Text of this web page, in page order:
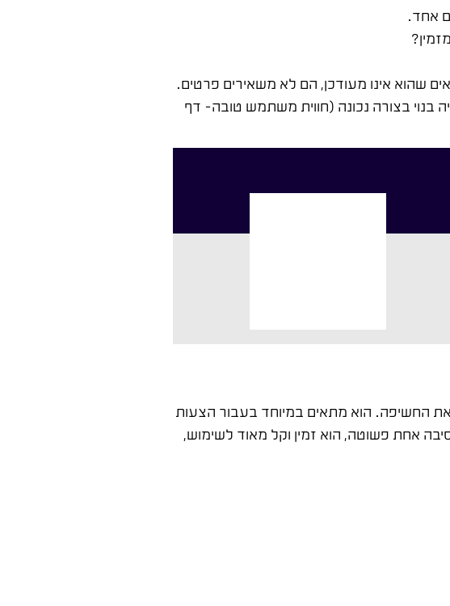
אחד.
שהוא אינו מעודכן, הם לא משאירים פרטים.
בנוי בצורה נכונה (חווית משתמש טובה- דף
החשיפה. הוא מתאים במיוחד בעבור הצעות
אחת פשוטה, הוא זמין וקל מאוד לשימוש,